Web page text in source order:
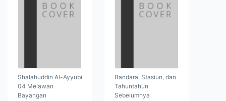
Shalahuddin Al-Ayyubi
04 Melawan
Bayangan
Bandara, Stasiun, dan
Tahuntahun
Sebelumnya